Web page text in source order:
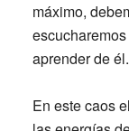
máximo,
aprender de él.
En este caos